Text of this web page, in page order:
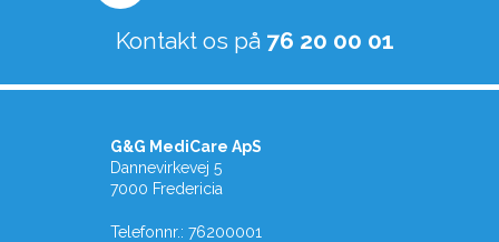
Kontakt os på 76 20 00 01
G&G MediCare ApS
Dannevirkevej 5
7000 Fredericia
Telefonnr.: 76200001